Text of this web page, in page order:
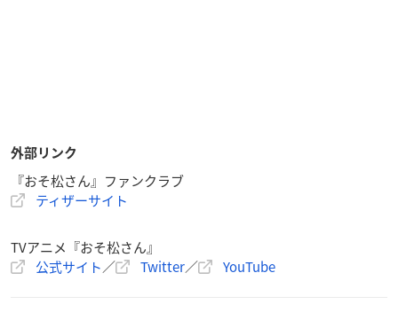
外部リンク
『おそ松さん』ファンクラブ
ティザーサイト
TVアニメ『おそ松さん』
公式サイト／ Twitter／ YouTube